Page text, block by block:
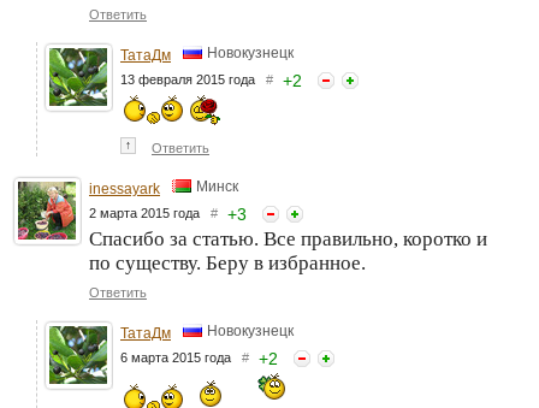
Ответить
ТатаДм Новокузнецк
13 февраля 2015 года # +2
↑ Ответить
inessayark Минск
2 марта 2015 года # +3
Спасибо за статью. Все правильно, коротко и
по существу. Беру в избранное.
Ответить
ТатаДм Новокузнецк
6 марта 2015 года # +2